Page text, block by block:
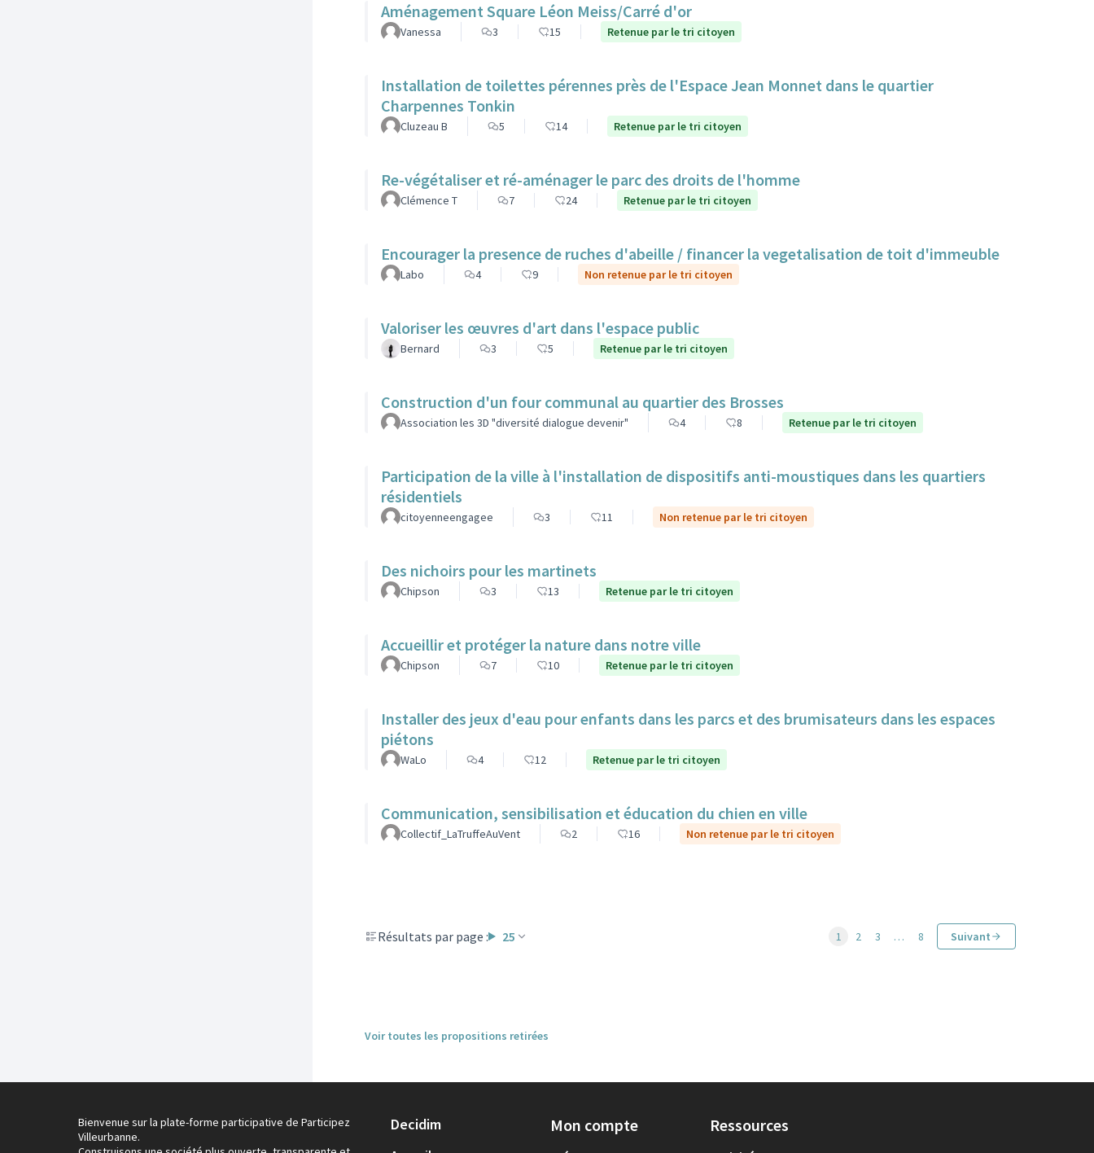
Aménagement Square Léon Meiss/Carré d'or
Vanessa 3 15 Retenue par le tri citoyen
Installation de toilettes pérennes près de l'Espace Jean Monnet dans le quartier
Charpennes Tonkin
Cluzeau B 5 14 Retenue par le tri citoyen
Re-végétaliser et ré-aménager le parc des droits de l'homme
Clémence T 7 24 Retenue par le tri citoyen
Encourager la presence de ruches d'abeille / financer la vegetalisation de toit d'immeuble
Labo 4 9 Non retenue par le tri citoyen
Valoriser les œuvres d'art dans l'espace public
Bernard 3 5 Retenue par le tri citoyen
Construction d'un four communal au quartier des Brosses
Association les 3D "diversité dialogue devenir" 4 8 Retenue par le tri citoyen
Participation de la ville à l'installation de dispositifs anti-moustiques dans les quartiers
résidentiels
citoyenneengagee 3 11 Non retenue par le tri citoyen
Des nichoirs pour les martinets
Chipson 3 13 Retenue par le tri citoyen
Accueillir et protéger la nature dans notre ville
Chipson 7 10 Retenue par le tri citoyen
Installer des jeux d'eau pour enfants dans les parcs et des brumisateurs dans les espaces
piétons
WaLo 4 12 Retenue par le tri citoyen
Communication, sensibilisation et éducation du chien en ville
Collectif_LaTruffeAuVent 2 16 Non retenue par le tri citoyen
Résultats par page : 25 1 2 3 … 8 Suivant
Voir toutes les propositions retirées
Bienvenue sur la plate-forme participative de Participez
Villeurbanne.
Decidim Mon compte Ressources